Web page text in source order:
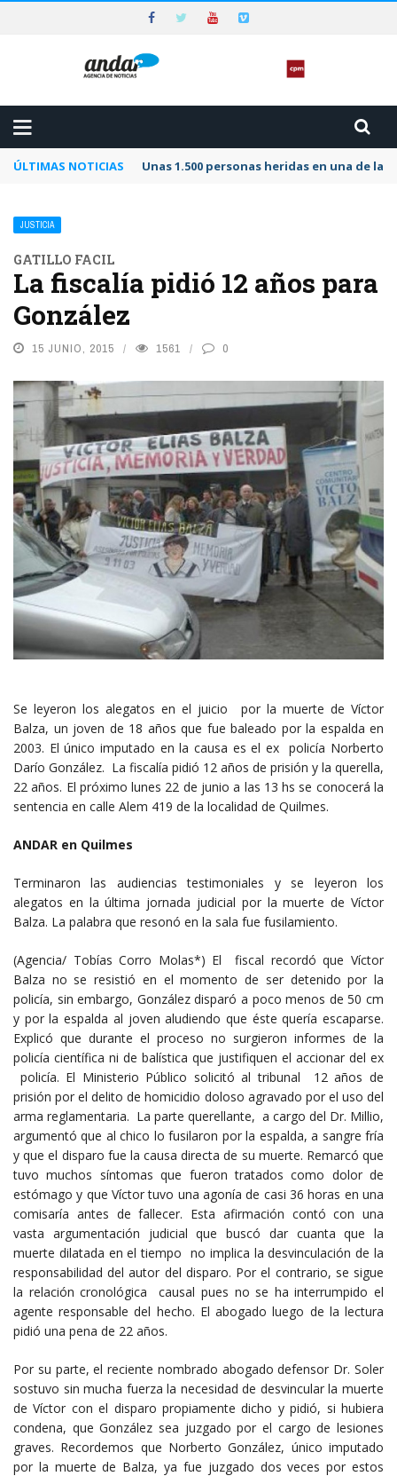
ÚLTIMAS NOTICIAS Unas 1.500 personas heridas en una de
JUSTICIA
GATILLO FACIL
La fiscalía pidió 12 años para
González
15 JUNIO, 2015 1561 0
Se leyeron los alegatos en el juicio por la muerte de Víctor
Balza, un joven de 18 años que fue baleado por la espalda en
2003. El único imputado en la causa es el ex policía Norberto
Darío González. La fiscalía pidió 12 años de prisión y la querella,
22 años. El próximo lunes 22 de junio a las 13 hs se conocerá la
sentencia en calle Alem 419 de la localidad de Quilmes.
ANDAR en Quilmes
Terminaron las audiencias testimoniales y se leyeron los
alegatos en la última jornada judicial por la muerte de Víctor
Balza. La palabra que resonó en la sala fue fusilamiento.
(Agencia/ Tobías Corro Molas*) El fiscal recordó que Víctor
Balza no se resistió en el momento de ser detenido por la
policía, sin embargo, González disparó a poco menos de 50 cm
y por la espalda al joven aludiendo que éste quería escaparse.
Explicó que durante el proceso no surgieron informes de la
policía científica ni de balística que justifiquen el accionar del ex
policía. El Ministerio Público solicitó al tribunal 12 años de
prisión por el delito de homicidio doloso agravado por el uso del
arma reglamentaria. La parte querellante, a cargo del Dr. Millio,
argumentó que al chico lo fusilaron por la espalda, a sangre fría
y que el disparo fue la causa directa de su muerte. Remarcó que
tuvo muchos síntomas que fueron tratados como dolor de
estómago y que Víctor tuvo una agonía de casi 36 horas en una
comisaría antes de fallecer. Esta afirmación contó con una
vasta argumentación judicial que buscó dar cuanta que la
muerte dilatada en el tiempo no implica la desvinculación de la
responsabilidad del autor del disparo. Por el contrario, se sigue
la relación cronológica causal pues no se ha interrumpido el
agente responsable del hecho. El abogado luego de la lectura
pidió una pena de 22 años.
Por su parte, el reciente nombrado abogado defensor Dr. Soler
sostuvo sin mucha fuerza la necesidad de desvincular la muerte
de Víctor con el disparo propiamente dicho y pidió, si hubiera
condena, que González sea juzgado por el cargo de lesiones
graves. Recordemos que Norberto González, único imputado
por la muerte de Balza, ya fue juzgado dos veces por estos